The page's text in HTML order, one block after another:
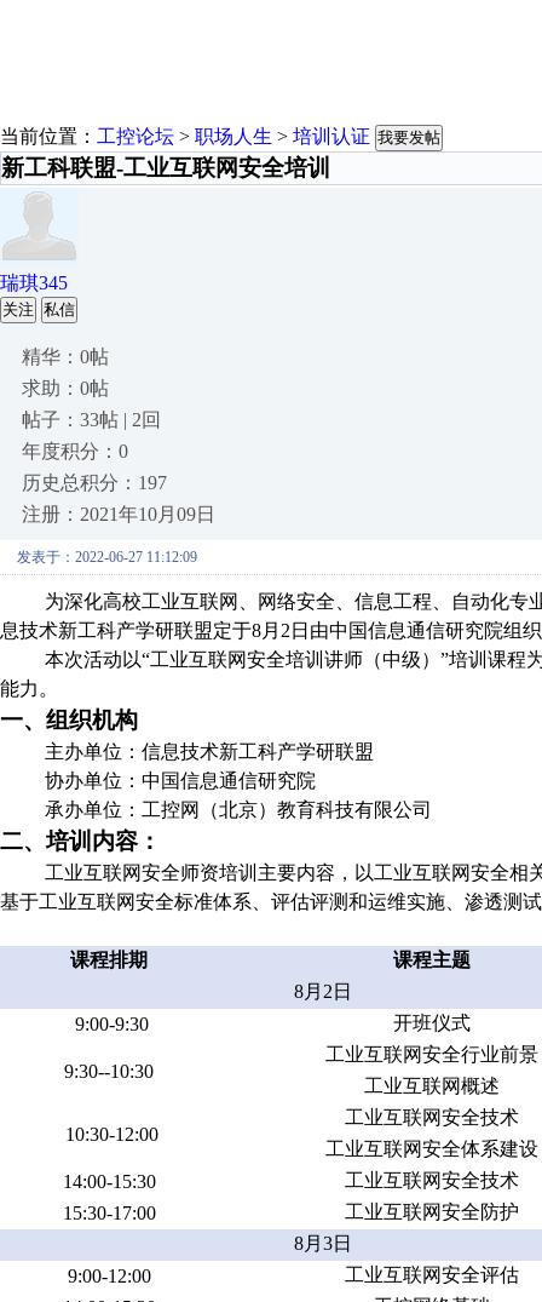
当前位置： 工控论坛 > 职场人生 > 培训认证 我要发帖
新工科联盟-工业互联网安全培训
瑞琪345
关注 私信
精华：0帖
求助：0帖
帖子：33帖 | 2回
年度积分：0
历史总积分：197
注册：2021年10月09日
发表于：2022-06-27 11:12:09
为深化高校工业互联网、网络安全、信息工程、自动化
息技术新工科产学研联盟定于8月2日由中国信息通信研究院组
本次活动以“工业互联网安全培训讲师（中级）”培训课
能力。
一、组织机构
主办单位：信息技术新工科产学研联盟
协办单位：中国信息通信研究院
承办单位：工控网（北京）教育科技有限公司
二、培训内容：
工业互联网安全师资培训主要内容，以工业互联网安全
基于工业互联网安全标准体系、评估评测和运维实施、渗透测
课程排期
课程主题
8月2日
9:00-9:30
开班仪式
9:30--10:30
工业互联网安全行业前景
工业互联网概述
10:30-12:00
工业互联网安全技术
工业互联网安全体系建设
14:00-15:30
工业互联网安全技术
15:30-17:00
工业互联网安全防护
8月3日
9:00-12:00
工业互联网安全评估